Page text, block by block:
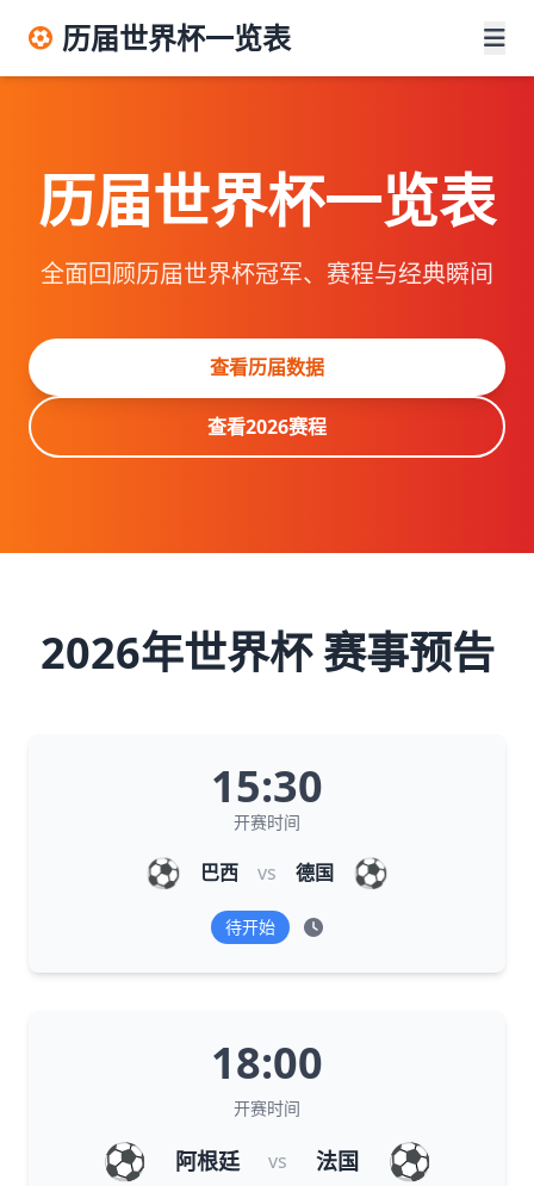
历届世界杯一览表
历届世界杯一览表
全面回顾历届世界杯冠军、赛程与经典瞬间
查看历届数据
查看2026赛程
2026年世界杯 赛事预告
15:30
开赛时间
⚽ 巴西 vs 德国 ⚽
待开始
18:00
开赛时间
⚽ 阿根廷 vs 法国 ⚽